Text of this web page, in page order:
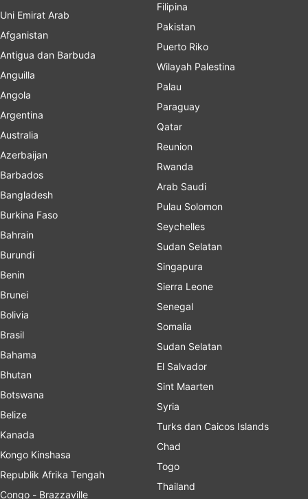
Uni Emirat Arab
Afganistan
Antigua dan Barbuda
Anguilla
Angola
Argentina
Australia
Azerbaijan
Barbados
Bangladesh
Burkina Faso
Bahrain
Burundi
Benin
Brunei
Bolivia
Brasil
Bahama
Bhutan
Botswana
Belize
Kanada
Kongo Kinshasa
Republik Afrika Tengah
Congo - Brazzaville
Filipina
Pakistan
Puerto Riko
Wilayah Palestina
Palau
Paraguay
Qatar
Reunion
Rwanda
Arab Saudi
Pulau Solomon
Seychelles
Sudan Selatan
Singapura
Sierra Leone
Senegal
Somalia
Sudan Selatan
El Salvador
Sint Maarten
Syria
Turks dan Caicos Islands
Chad
Togo
Thailand